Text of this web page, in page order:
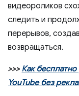
видеороликов
следить и
перерывов,
возвращаться.
>>> Как
YouTube без